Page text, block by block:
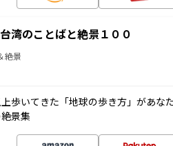
湾のことばと絶景１００
絶景
歩いてきた「地球の歩き方」があな
景集